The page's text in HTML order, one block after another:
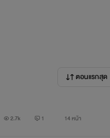
ตอนแรกสุด
2.7k 1 14 หน้า